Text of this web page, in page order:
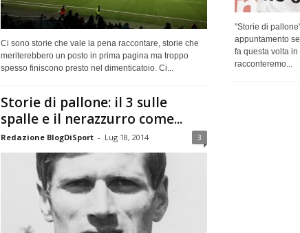
Ci sono storie che vale la pena raccontare, storie che
meriterebbero un posto in prima pagina ma troppo
spesso finiscono presto nel dimenticatoio. Ci...
"Storie di
appuntamento
fa questa volta
racconteremo...
Storie di pallone: il 3 sulle
spalle e il nerazzurro come...
Redazione BlogDiSport - Lug 18, 2014 3